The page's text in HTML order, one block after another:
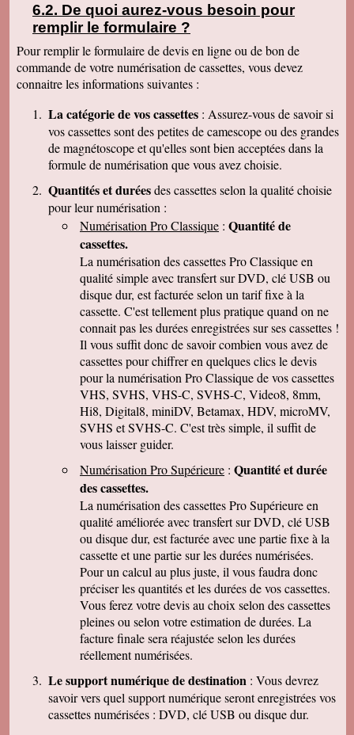
10.10) et tous les fichiers se sont ouverts.
Merci pour le chèque de remboursement. Il est
clair que j'indiquerais vos coordonnées aux
cordialement
Nicolas B.
J ai bien recu le colis. Les cd sont impeccables.
Thierry P.
j'ai bien reçu les lots de dvd ! merci de votre
travail et de votre gentillesse ! cordialement
Patrick C.
J 'ai bien reçu le colis , je suis content de votre
travail, ma famille en métropole doit vous
envoyer le reste des cassettes. Cordialement
J-Claude L.
Bonjour, je voulait vous remercier sincérement
pour le travail que avez effectuer en restituant
les films de nos cassettes mini dv sur dvd.
Vôtre travail est excellent et vôtre sérieux est
irréprochable. Nous auront d'autre cassettes a
vous envoyer prochainement. Encore merci est
désoler de vous remercier avec autant de retard
... Bonne continuation
Caroline P.
Merci pour votre professionnalisme. vous etes
une bonne adresse et ne manquerais pas de
parler de vous . Encore merci
J-Pierre B.
Tout est OK, merci! Dans l'avenir, j'aurai sans
doute encore recours à vous pour le même
genre de travail. Cordialement
Félix F.
J'ai bien reçu votre colis et vous remercie d'
avoir effectué ce travail délicat . J'ai visionné
les disquettes et suis pour ma part satisfait , je
pense que mon fils sera très heureux de
retrouver de tels souvenirs. Merci beaucoup
pour la rapidité du traitement de ma commande,
Très cordialement.
Michel J.
Bonjour merci de votre professionalisme et
exactitude si l'occasion se présente de vous
faire connaître je le ferai avec plaisir.
Cordialement
De quoi aurez-vous besoin pour
remplir le formulaire ?
Pour remplir le formulaire de devis en ligne ou de bon de
commande de votre numérisation de cassettes, vous devez
connaitre les informations suivantes :
La catégorie de vos cassettes : Assurez-vous de savoir si
vos cassettes sont des petites de camescope ou des grandes
de magnétoscope et qu'elles sont bien acceptées dans la
formule de numérisation que vous avez choisie.
Quantités et duréesdes cassettes selon la qualité choisie
pour leur numérisation :
Numérisation Pro Classique : Quantité de
cassettes.
La numérisation des cassettes Pro Classique en
qualité simple avec transfert sur DVD, clé USB ou
disque dur, est facturée selon un tarif fixe à la
cassette. C'est tellement plus pratique quand on ne
connait pas les durées enregistrées sur ses cassettes !
Il vous suffit donc de savoir combien vous avez de
cassettes pour chiffrer en quelques clics le devis
pour la numérisation Pro Classique de vos cassettes
VHS, SVHS, VHS-C, SVHS-C, Video8, 8mm,
Hi8, Digital8, miniDV, Betamax, HDV, microMV,
SVHS et SVHS-C. C'est très simple, il suffit de
vous laisser guider.
Numérisation Pro Supérieure : Quantité et durée
des cassettes.
La numérisation des cassettes Pro Supérieure en
qualité améliorée avec transfert sur DVD, clé USB
ou disque dur, est facturée avec une partie fixe à la
cassette et une partie sur les durées numérisées.
Pour un calcul au plus juste, il vous faudra donc
préciser les quantités et les durées de vos cassettes.
Vous ferez votre devis au choix selon des cassettes
pleines ou selon votre estimation de durées. La
facture finale sera réajustée selon les durées
réellement numérisées.
Le support numérique de destination : Vous devrez
savoir vers quel support numérique seront enregistrées vos
cassettes numérisées : DVD, clé USB ou disque dur.